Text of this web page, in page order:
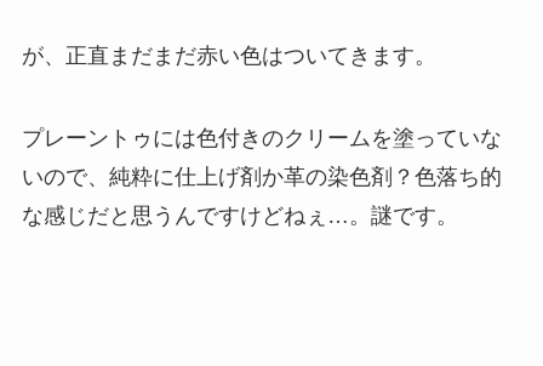
が、正直まだまだ赤い色はついてきます。
プレーントゥには色付きのクリームを塗っていな
いので、純粋に仕上げ剤か革の染色剤？色落ち的
な感じだと思うんですけどねぇ…。謎です。